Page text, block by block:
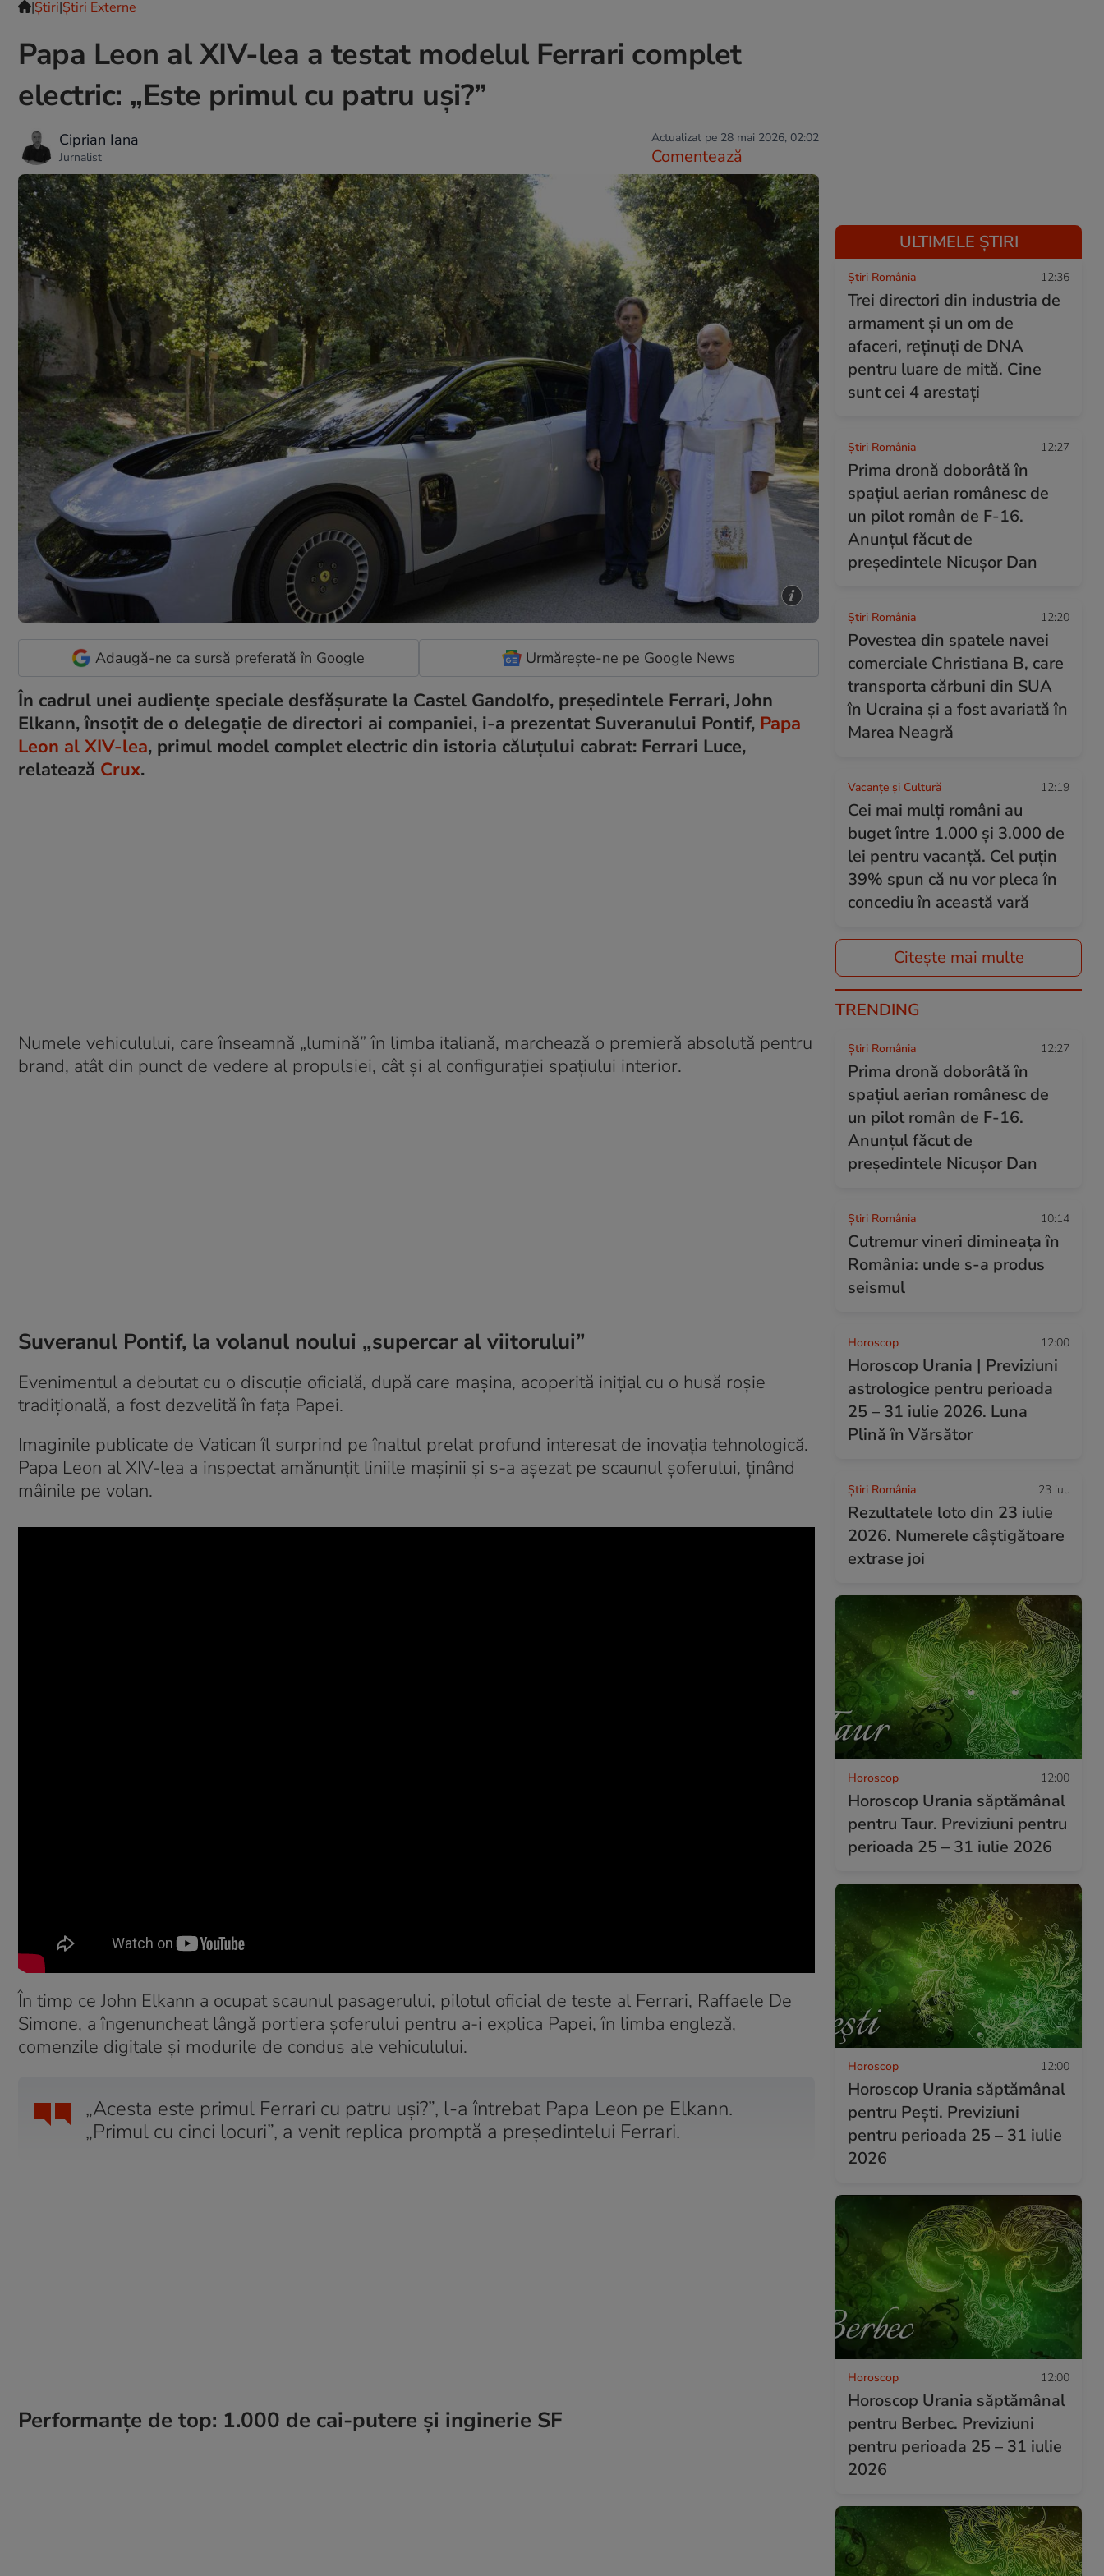
|Ştiri|Știri Externe
Papa Leon al XIV-lea a testat modelul Ferrari complet
electric: „Este primul cu patru uși?”
Ciprian Iana
Jurnalist
Actualizat pe 28 mai 2026, 02:02
Comentează
Adaugă-ne ca sursă preferată în Google Urmărește-ne pe Google News
În cadrul unei audiențe speciale desfășurate la Castel Gandolfo, președintele Ferrari, John
Elkann, însoțit de o delegație de directori ai companiei, i-a prezentat Suveranului Pontif, Papa
Leon al XIV-lea, primul model complet electric din istoria căluțului cabrat: Ferrari Luce,
relatează Crux.
Numele vehiculului, care înseamnă „lumină” în limba italiană, marchează o premieră absolută pentru
brand, atât din punct de vedere al propulsiei, cât și al configurației spațiului interior.
Suveranul Pontif, la volanul noului „supercar al viitorului”
Evenimentul a debutat cu o discuție oficială, după care mașina, acoperită inițial cu o husă roșie
tradițională, a fost dezvelită în fața Papei.
Imaginile publicate de Vatican îl surprind pe înaltul prelat profund interesat de inovația tehnologică.
Papa Leon al XIV-lea a inspectat amănunțit liniile mașinii și s-a așezat pe scaunul șoferului, ținând
mâinile pe volan.
În timp ce John Elkann a ocupat scaunul pasagerului, pilotul oficial de teste al Ferrari, Raffaele De
Simone, a îngenuncheat lângă portiera șoferului pentru a-i explica Papei, în limba engleză,
comenzile digitale și modurile de condus ale vehiculului.
„Acesta este primul Ferrari cu patru uși?”, l-a întrebat Papa Leon pe Elkann.
„Primul cu cinci locuri”, a venit replica promptă a președintelui Ferrari.
Performanțe de top: 1.000 de cai-putere și inginerie SF
ULTIMELE ȘTIRI
Știri România 12:36
Trei directori din industria de
armament și un om de
afaceri, reținuți de DNA
pentru luare de mită. Cine
sunt cei 4 arestați
Știri România 12:27
Prima dronă doborâtă în
spațiul aerian românesc de
un pilot român de F-16.
Anunțul făcut de
președintele Nicușor Dan
Știri România 12:20
Povestea din spatele navei
comerciale Christiana B, care
transporta cărbuni din SUA
în Ucraina și a fost avariată în
Marea Neagră
Vacanțe și Cultură 12:19
Cei mai mulți români au
buget între 1.000 și 3.000 de
lei pentru vacanță. Cel puțin
39% spun că nu vor pleca în
concediu în această vară
Citește mai multe
TRENDING
Știri România 12:27
Prima dronă doborâtă în
spațiul aerian românesc de
un pilot român de F-16.
Anunțul făcut de
președintele Nicușor Dan
Știri România 10:14
Cutremur vineri dimineața în
România: unde s-a produs
seismul
Horoscop 12:00
Horoscop Urania | Previziuni
astrologice pentru perioada
25 – 31 iulie 2026. Luna
Plină în Vărsător
Știri România 23 iul.
Rezultatele loto din 23 iulie
2026. Numerele câștigătoare
extrase joi
Horoscop 12:00
Horoscop Urania săptămânal
pentru Taur. Previziuni pentru
perioada 25 – 31 iulie 2026
Horoscop 12:00
Horoscop Urania săptămânal
pentru Pești. Previziuni
pentru perioada 25 – 31 iulie
2026
Horoscop 12:00
Horoscop Urania săptămânal
pentru Berbec. Previziuni
pentru perioada 25 – 31 iulie
2026